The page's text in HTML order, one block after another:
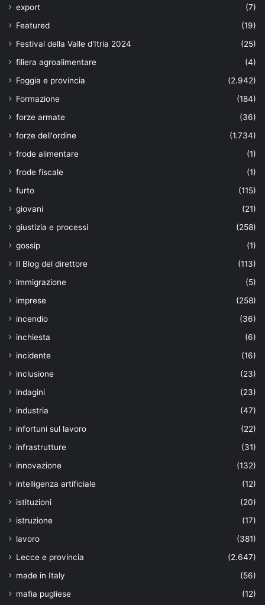
export
(7)
Featured
(19)
Festival della Valle d'Itria 2024
(25)
filiera agroalimentare
(4)
Foggia e provincia
(2.942)
Formazione
(184)
forze armate
(36)
forze dell'ordine
(1.734)
frode alimentare
(1)
frode fiscale
(1)
furto
(115)
giovani
(21)
giustizia e processi
(258)
gossip
(1)
Il Blog del direttore
(113)
immigrazione
(5)
imprese
(258)
incendio
(36)
inchiesta
(6)
incidente
(16)
inclusione
(23)
indagini
(23)
industria
(47)
infortuni sul lavoro
(22)
infrastrutture
(31)
innovazione
(132)
intelligenza artificiale
(12)
istituzioni
(20)
istruzione
(17)
lavoro
(381)
Lecce e provincia
(2.647)
made in Italy
(56)
mafia pugliese
(12)